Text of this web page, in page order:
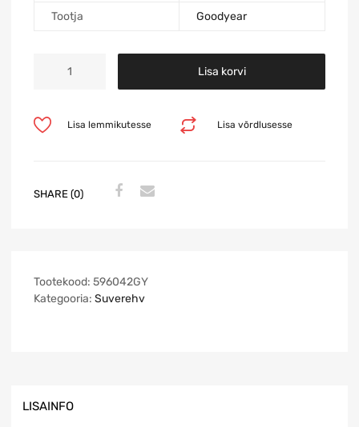
Tootja Goodyear
Lisa korvi
Lisa võrdlusesse
Lisa lemmikutesse
SHARE (0)
Tootekood: 596042GY
Kategooria: Suverehv
LISAINFO